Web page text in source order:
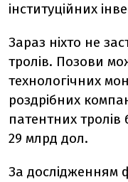
інституційних
Зараз ніхто не
тролів. Позови
технологічних
роздрібних
патентних
29 млрд дол.
За дослідженням